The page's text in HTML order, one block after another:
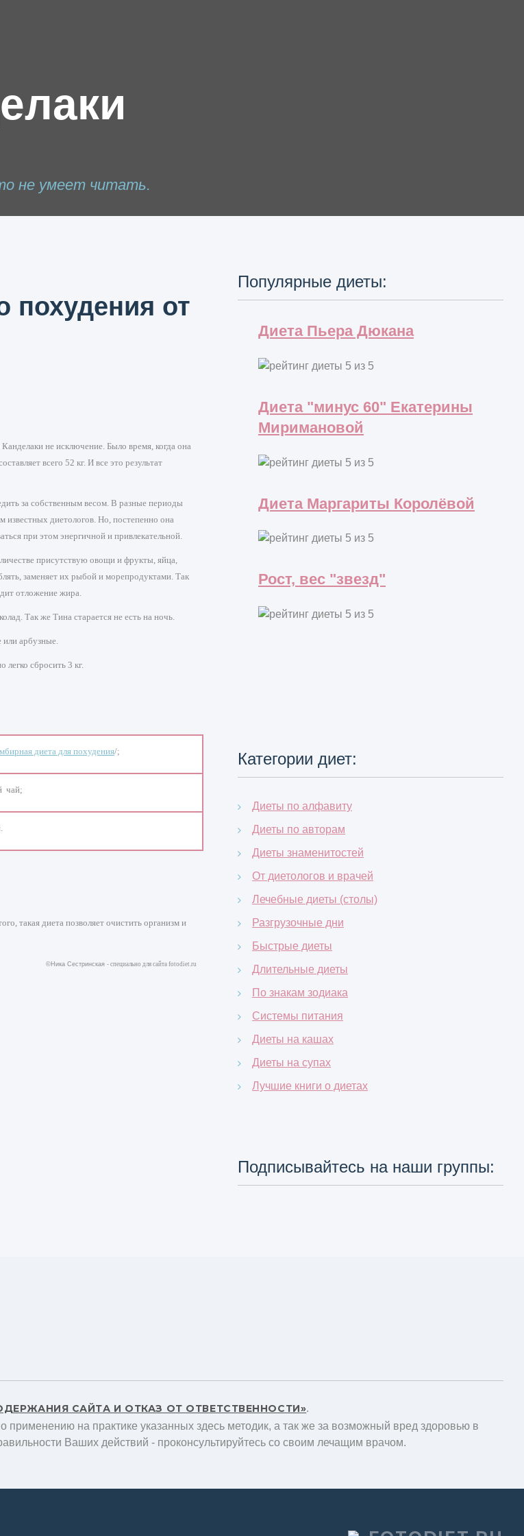
не умеет читать.
похудения от
не исключение. Было время, когда она
всего 52 кг. И все это результат
за собственным весом. В разные периоды
известных диетологов. Но, постепенно она
при этом энергичной и привлекательной.
присутствую овощи и фрукты, яйца,
заменяет их рыбой и морепродуктами. Так
отложение жира.
Так же Тина старается не есть на ночь.
или арбузные.
сбросить 3 кг.
диета для похудения/;
чай;
такая диета позволяет очистить организм и
©Ника Сестринская - специально для сайта fotodiet.ru
Популярные диеты:
Диета Пьера Дюкана
Диета "минус 60" Екатерины
Миримановой
Диета Маргариты Королёвой
Рост, вес "звезд"
Категории диет:
Диеты по алфавиту
Диеты по авторам
Диеты знаменитостей
От диетологов и врачей
Лечебные диеты (столы)
Разгрузочные дни
Быстрые диеты
Длительные диеты
По знакам зодиака
Системы питания
Диеты на кашах
Диеты на супах
Лучшие книги о диетах
Подписывайтесь на наши группы:
САЙТА И ОТКАЗ ОТ ОТВЕТСТВЕННОСТИ».
применению на практике указанных здесь методик, а так же за возможный вред здоровью в
Ваших действий - проконсультируйтесь со своим лечащим врачом.